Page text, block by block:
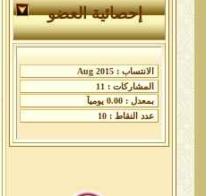
إحصائية العضو